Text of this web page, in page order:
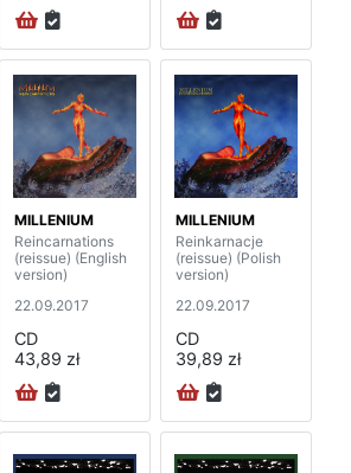
MILLENIUM
Reincarnations
(reissue) (English
version)
22.09.2017
CD
43,89 zł
MILLENIUM
Reinkarnacje
(reissue) (Polish
version)
22.09.2017
CD
39,89 zł